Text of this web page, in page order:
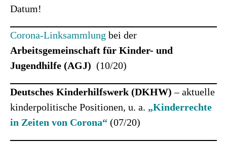
Datum!
Corona-Linksammlung bei der
Arbeitsgemeinschaft für Kinder- und
Jugendhilfe (AGJ) (10/20)
Deutsches Kinderhilfswerk (DKHW)– aktuelle
kinderpolitische Positionen, u. a. „Kinderrechte
in Zeiten von Corona“ (07/20)